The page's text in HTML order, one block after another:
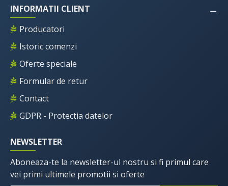
INFORMATII CLIENT
Producatori
Istoric comenzi
Oferte speciale
Formular de retur
Contact
GDPR - Protectia datelor
NEWSLETTER
Aboneaza-te la newsletter-ul nostru si fi primul care
vei primi ultimele promotii si oferte